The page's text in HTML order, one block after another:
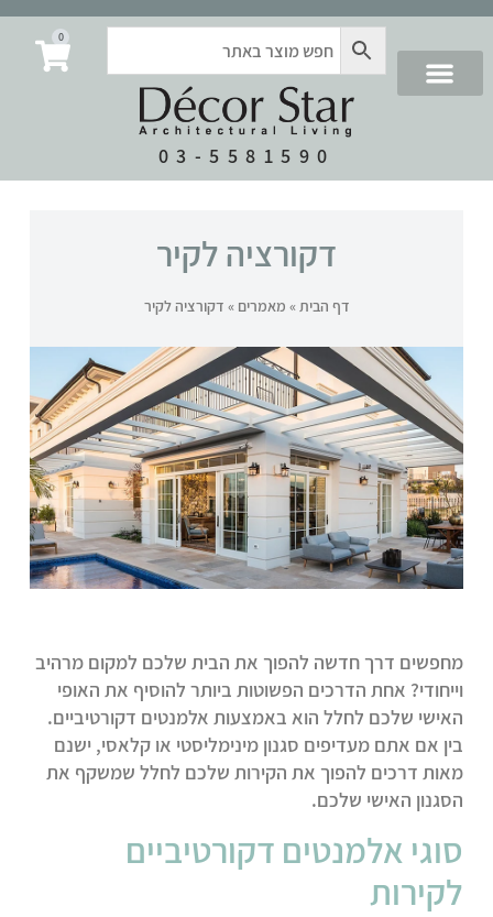
03-5581590
0
דקורציה לקיר
דף הבית» מאמרים » דקורציה לקיר
מחפשים דרך חדשה להפוך את הבית שלכם למקום מרהיב
וייחודי? אחת הדרכים הפשוטות ביותר להוסיף את האופי
האישי שלכם לחלל הוא באמצעות אלמנטים דקורטיביים.
בין אם אתם מעדיפים סגנון מינימליסטי או קלאסי, ישנם
מאות דרכים להפוך את הקירות שלכם לחלל שמשקף את
הסגנון האישי שלכם.
סוגי אלמנטים דקורטיביים
לקירות